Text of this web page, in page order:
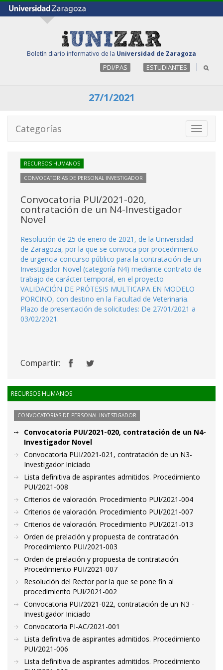
Boletín diario informativo de la Universidad de Zaragoza
PDI/PAS ESTUDIANTES
27/1/2021
Toggle
Categorías
RECURSOS HUMANOS
CONVOCATORIAS DE PERSONAL INVESTIGADOR
Convocatoria PUI/2021-020,
contratación de un N4-Investigador
Novel
Resolución de 25 de enero de 2021, de la Universidad
de Zaragoza, por la que se convoca por procedimiento
de urgencia concurso público para la contratación de un
Investigador Novel (categoría N4) mediante contrato de
trabajo de carácter temporal, en el proyecto
VALIDACIÓN DE PRÓTESIS MULTICAPA EN MODELO
PORCINO, con destino en la Facultad de Veterinaria.
Plazo de presentación de solicitudes: De 27/01/2021 a
03/02/2021.
Compartir:
RECURSOS HUMANOS
CONVOCATORIAS DE PERSONAL INVESTIGADOR
Convocatoria PUI/2021-020, contratación de un N4-
Investigador Novel
Convocatoria PUI/2021-021, contratación de un N3-
Investigador Iniciado
Lista definitiva de aspirantes admitidos. Procedimiento
PUI/2021-008
Criterios de valoración. Procedimiento PUI/2021-004
Criterios de valoración. Procedimiento PUI/2021-007
Criterios de valoración. Procedimiento PUI/2021-013
Orden de prelación y propuesta de contratación.
Procedimiento PUI/2021-003
Orden de prelación y propuesta de contratación.
Procedimiento PUI/2021-007
Resolución del Rector por la que se pone fin al
procedimiento PUI/2021-002
Convocatoria PUI/2021-022, contratación de un N3 -
Investigador Iniciado
Convocatoria PI-AC/2021-001
Lista definitiva de aspirantes admitidos. Procedimiento
PUI/2021-006
Lista definitiva de aspirantes admitidos. Procedimiento